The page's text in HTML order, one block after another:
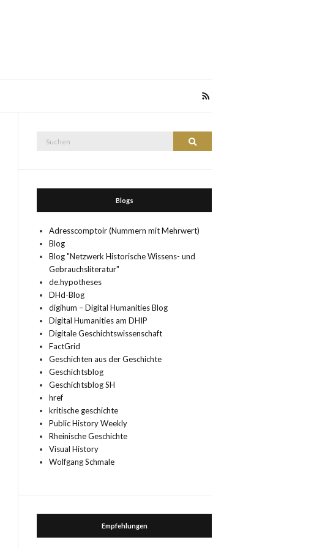
Suchen
Blogs
Adresscomptoir (Nummern mit Mehrwert)
Blog
Blog "Netzwerk Historische Wissens- und
Gebrauchsliteratur"
de.hypotheses
DHd-Blog
digihum – Digital Humanities Blog
Digital Humanities am DHIP
Digitale Geschichtswissenschaft
FactGrid
Geschichten aus der Geschichte
Geschichtsblog
Geschichtsblog SH
href
kritische geschichte
Public History Weekly
Rheinische Geschichte
Visual History
Wolfgang Schmale
Empfehlungen